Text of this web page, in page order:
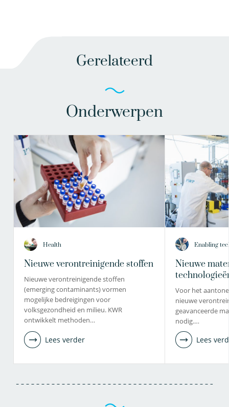
Gerelateerd
Onderwerpen
Health
Nieuwe verontreinigende stoffen
Nieuwe verontreinigende stoffen
(emerging contaminants) vormen
mogelijke bedreigingen voor
volksgezondheid en milieu. KWR
ontwikkelt methoden…
Lees verder
Enabling
Nieuwe
Voor het
nieuwe
geavanceerde
nodig.…
Lees